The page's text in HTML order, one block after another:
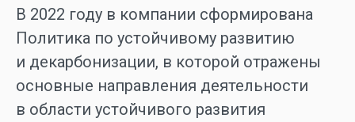
В 2022 году в компании сформирована
Политика по устойчивому развитию
и декарбонизации, в которой отражены
основные направления деятельности
в области устойчивого развития